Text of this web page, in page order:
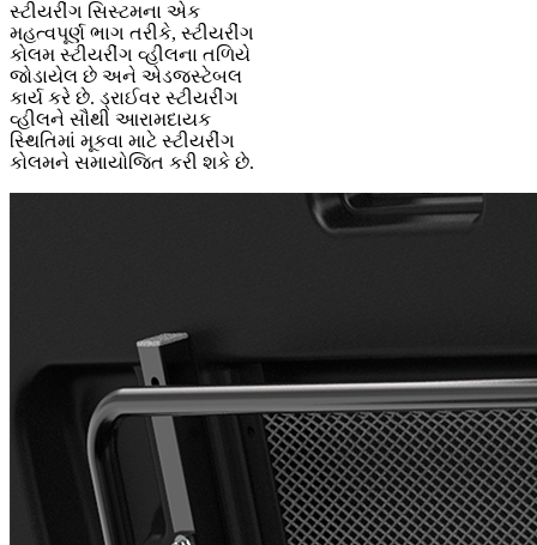
સ્ટીયરીંગ સિસ્ટમના એક
મહત્વપૂર્ણ ભાગ તરીકે, સ્ટીયરીંગ
કોલમ સ્ટીયરીંગ વ્હીલના તળિયે
જોડાયેલ છે અને એડજસ્ટેબલ
કાર્ય કરે છે. ડ્રાઈવર સ્ટીયરીંગ
વ્હીલને સૌથી આરામદાયક
સ્થિતિમાં મૂકવા માટે સ્ટીયરીંગ
કોલમને સમાયોજિત કરી શકે છે.